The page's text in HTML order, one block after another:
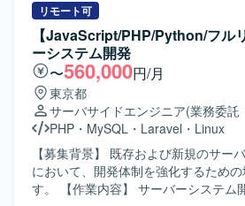
の魅力】 チャット、タスク管理、資
ジネスコミュニケーションツールの
Webアプリとネイティブアプリ双方
できます。フロントエンドからバック
して担当することで、フルスタックな
ことができます。性能改善やベンチマ
を通じて、高トラフィックなサービス
身につけることができます。 【開発環境】 PHP / Laravel、
React、React Native、Docker、
リおよびネイティブアプリの開発環
対応を行っていただきます。 バック
エンドの設計（テスト設計を含みま
リリースまで一貫してご担当いただ
ードレビューおよびテスト仕様書レビ
だきます。 非IT部門のビジネスユー
る機能の仕様策定を行っていただきま
通じた開発メンバーの進捗管理および
進捗報告もお任せいたします。 【求める人物像】 スピード
よりも品質を重視して開発を進めら
す。 チームメンバーやビジネスユー
ニケーションを取りながら、自律的
リモート可
【JavaScript/PHP/Python/フル
ーシステム開発
〜560,000円/月
東京都
サーバサイドエンジニア(業務委託
PHP ・ MySQL ・ Laravel ・ Linux
【募集背景】 既存および新規のサー
において、開発体制を強化するため
す。 【作業内容】 サーバーシステム開発における詳細設計